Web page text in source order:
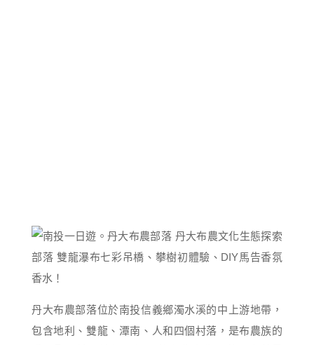
丹大布農部落位於南投信義鄉濁水溪的中上游地帶，
包含地利、雙龍、潭南、人和四個村落，是布農族的